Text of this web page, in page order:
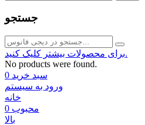
جستجو
برای محصولات بیشتر کلیک کنید.
No products were found.
سبد خرید 0
ورود به سیستم
خانه
محبوب 0
بالا